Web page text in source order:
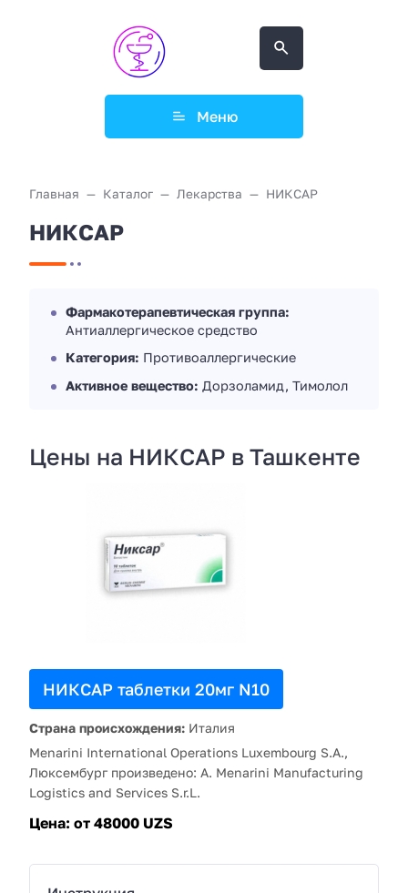
Меню
Главная Каталог Лекарства НИКСАР
НИКСАР
Фармакотерапевтическая группа:
Антиаллергическое средство
Категория: Противоаллергические
Активное вещество: Дорзоламид, Тимолол
Цены на НИКСАР в Ташкенте
НИКСАР таблетки 20мг N10
Страна происхождения: Италия
Menarini International Operations Luxembourg S.A.,
Люксембург произведено: A. Menarini Manufacturing
Logistics and Services S.r.L.
Цена: от 48000 UZS